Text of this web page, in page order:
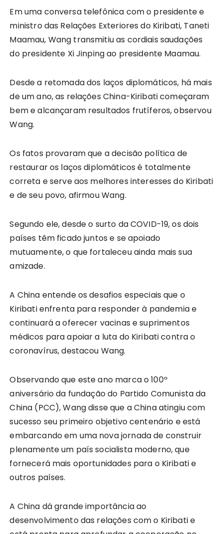
Em uma conversa telefônica com o presidente e
ministro das Relações Exteriores do Kiribati, Taneti
Maamau, Wang transmitiu as cordiais saudações
do presidente Xi Jinping ao presidente Maamau.
Desde a retomada dos laços diplomáticos, há mais
de um ano, as relações China-Kiribati começaram
bem e alcançaram resultados frutíferos, observou
Wang.
Os fatos provaram que a decisão política de
restaurar os laços diplomáticos é totalmente
correta e serve aos melhores interesses do Kiribati
e de seu povo, afirmou Wang.
Segundo ele, desde o surto da COVID-19, os dois
países têm ficado juntos e se apoiado
mutuamente, o que fortaleceu ainda mais sua
amizade.
A China entende os desafios especiais que o
Kiribati enfrenta para responder à pandemia e
continuará a oferecer vacinas e suprimentos
médicos para apoiar a luta do Kiribati contra o
coronavírus, destacou Wang.
Observando que este ano marca o 100º
aniversário da fundação do Partido Comunista da
China (PCC), Wang disse que a China atingiu com
sucesso seu primeiro objetivo centenário e está
embarcando em uma nova jornada de construir
plenamente um país socialista moderno, que
fornecerá mais oportunidades para o Kiribati e
outros países.
A China dá grande importância ao
desenvolvimento das relações com o Kiribati e